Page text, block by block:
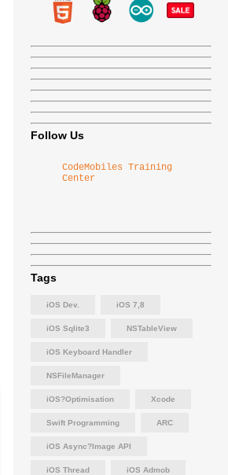
Follow Us
CodeMobiles Training
Center
Tags
iOS Dev. iOS 7,8
iOS Sqlite3 NSTableView
iOS Keyboard Handler
NSFileManager
iOS?Optimisation Xcode
Swift Programming ARC
iOS Async?Image API
iOS Thread iOS Admob